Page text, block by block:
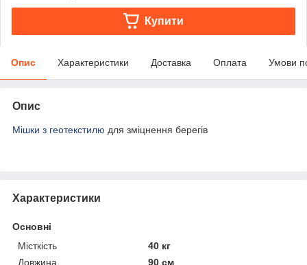
Купити
Опис Характеристики Доставка Оплата Умови
Опис
Мішки з геотекстилю для зміцнення берегів
Характеристики
Основні
Місткість
40 кг
Довжина
90 см